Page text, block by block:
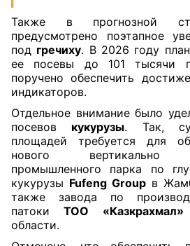
Также в прогнозной
предусмотрено поэтапное
под гречиху. В 2026 году
ее посевы до 101 тысячи
поручено обеспечить
индикаторов.
Отдельное внимание было
посевов кукурузы. Так,
площадей требуется для
нового вертикально
промышленного парка по
кукурузы Fufeng Group в
также завода по
патокиТОО «Казкрахмал»
области.